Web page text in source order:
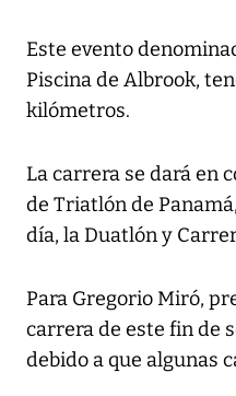
Este evento
Piscina de Albrook,
kilómetros.
La carrera se dará en
de Triatlón de
día, la Duatlón y
Para Gregorio Miró,
carrera de este fin de
debido a que algunas